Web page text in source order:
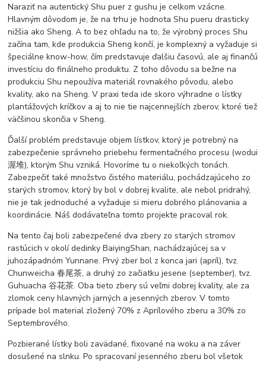
Naraziť na autentický Shu puer z gushu je celkom vzácne.
Hlavným dôvodom je, že na trhu je hodnota Shu pueru drasticky
nižšia ako Sheng. A to bez ohľadu na to, že výrobný proces Shu
začína tam, kde produkcia Sheng končí, je komplexný a vyžaduje si
špeciálne know-how, čím predstavuje ďalšiu časovú, ale aj finančú
investíciu do finálneho produktu. Z toho dôvodu sa bežne na
produkciu Shu nepoužíva materiál rovnakého pôvodu, alebo
kvality, ako na Sheng. V praxi teda ide skoro výhradne o lístky
plantážových kríčkov a aj to nie tie najcennejších zberov, ktoré tiež
väčšinou skončia v Sheng.
Ďalší problém predstavuje objem lístkov, ktorý je potrebný na
zabezpečenie správneho priebehu fermentačného procesu (wodui
渥堆), ktorým Shu vzniká. Hovoríme tu o niekoľkých tonách.
Zabezpečiť také množstvo čistého materiálu, pochádzajúceho zo
starých stromov, ktorý by bol v dobrej kvalite, ale nebol pridrahý,
nie je tak jednoduché a vyžaduje si mieru dobrého plánovania a
koordinácie. Náš dodávateľna tomto projekte pracoval rok.
Na tento čaj boli zabezpečené dva zbery zo starých stromov
rastúcich v okolí dedinky BaiyingShan, nachádzajúcej sa v
juhozápadnóm Yunnane. Prvý zber bol z konca jari (apríl), tvz.
Chunweicha 春尾茶, a druhý zo začiatku jesene (september), tvz.
Guhuacha 谷花茶. Oba tieto zbery sú veľmi dobrej kvality, ale za
zlomok ceny hlavných jarných a jesenných zberov. V tomto
prípade bol material zložený 70% z Aprílového zberu a 30% zo
Septembrového.
Pozbierané lístky boli zavädané, fixované na woku a na záver
dosušené na slnku. Po spracovaní jesenného zberu bol všetok